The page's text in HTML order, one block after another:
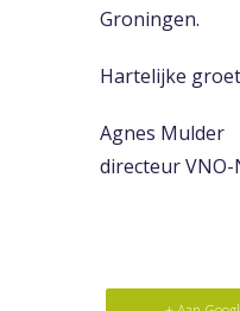
Groningen.
Hartelijke
Agnes Mulder
directeur VNO-